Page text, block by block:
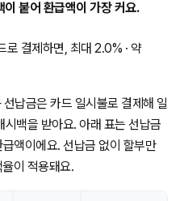
붙어 환급액이 가장 커요.
결제하면, 최대 2.0% · 약
납금은 카드 일시불로 결제해 일
백을 받아요. 아래 표는 선납금
액이에요. 선납금 없이 할부만
이 적용돼요.